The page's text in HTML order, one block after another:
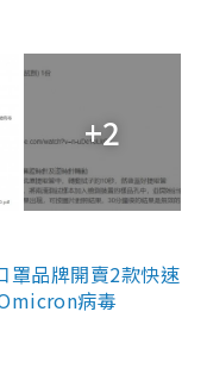
+2
罩品牌開賣2款快速
病毒